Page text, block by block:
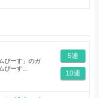
ぴーす」のガ
ーす...
5連
10連